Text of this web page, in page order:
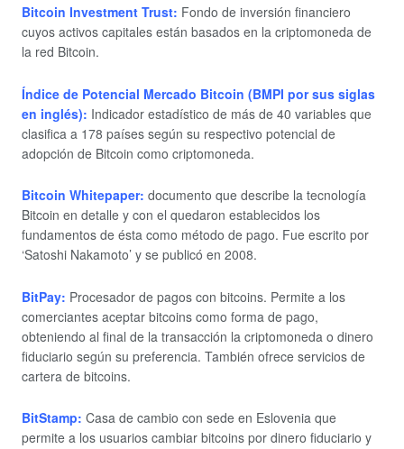
Bitcoin Investment Trust: Fondo de inversión financiero
cuyos activos capitales están basados en la criptomoneda de
la red Bitcoin.
Índice de Potencial Mercado Bitcoin (BMPI por sus siglas
en inglés): Indicador estadístico de más de 40 variables que
clasifica a 178 países según su respectivo potencial de
adopción de Bitcoin como criptomoneda.
Bitcoin Whitepaper: documento que describe la tecnología
Bitcoin en detalle y con el quedaron establecidos los
fundamentos de ésta como método de pago. Fue escrito por
‘Satoshi Nakamoto’ y se publicó en 2008.
BitPay: Procesador de pagos con bitcoins. Permite a los
comerciantes aceptar bitcoins como forma de pago,
obteniendo al final de la transacción la criptomoneda o dinero
fiduciario según su preferencia. También ofrece servicios de
cartera de bitcoins.
BitStamp: Casa de cambio con sede en Eslovenia que
permite a los usuarios cambiar bitcoins por dinero fiduciario y